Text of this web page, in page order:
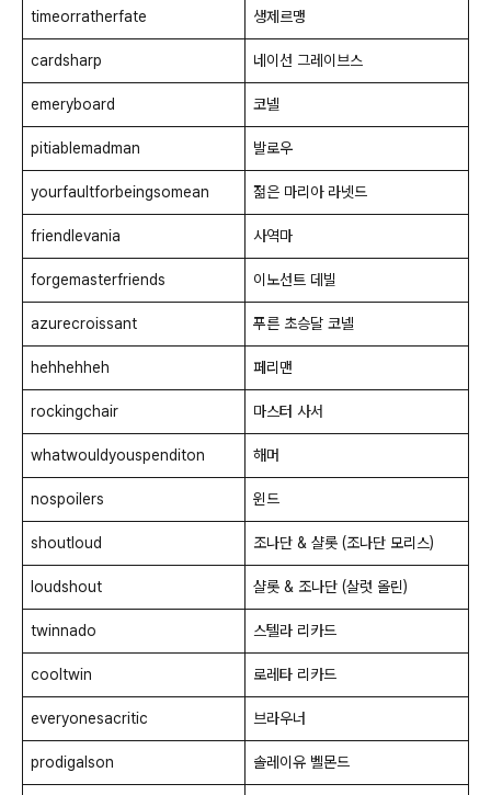
timeorratherfate 생제르맹
cardsharp 네이선 그레이브스
emeryboard 코넬
pitiablemadman 발로우
yourfaultforbeingsomean 젊은 마리아 라넷드
friendlevania 사역마
forgemasterfriends 이노선트 데빌
azurecroissant 푸른 초승달 코넬
hehhehheh 페리맨
rockingchair 마스터 사서
whatwouldyouspenditon 해머
nospoilers 윈드
shoutloud 조나단 & 샬롯 (조나단 모리스)
loudshout 샬롯 & 조나단 (살럿 올린)
twinnado 스텔라 리카드
cooltwin 로레타 리카드
everyonesacritic 브라우너
prodigalson 솔레이유 벨몬드